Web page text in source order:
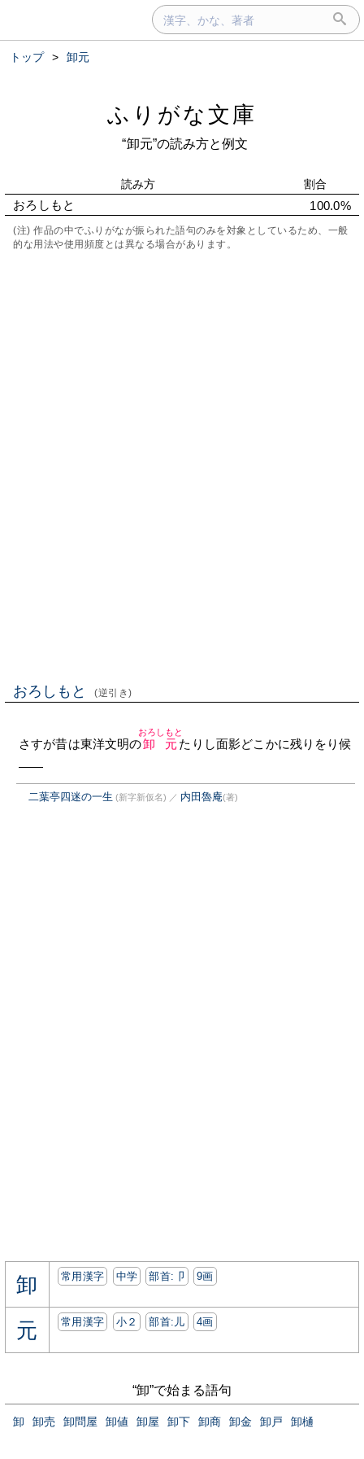
トップ > 卸元
ふりがな文庫
“卸元”の読み方と例文
読み方 割合
おろしもと 100.0%
(注) 作品の中でふりがなが振られた語句のみを対象としているため、一般
的な用法や使用頻度とは異なる場合があります。
おろしもと (逆引き)
さすが昔は東洋文明の卸元
おろしもと
たりし面影どこかに残りをり候
——
二葉亭四迷の一生 (新字新仮名) ／ 内田魯庵(著)
卸 常用漢字 中学 部首:⼙ 9画
元 常用漢字 小２ 部首:⼉ 4画
“卸”で始まる語句
卸 卸売 卸問屋 卸値 卸屋 卸下 卸商 卸金 卸戸 卸樋